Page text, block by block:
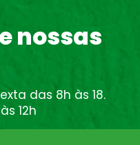
nossas
das 8h às 18.
12h